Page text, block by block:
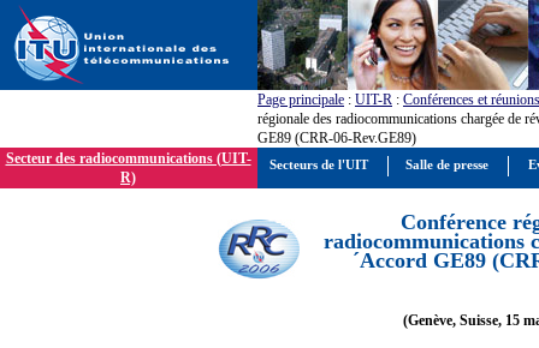
Page principale : UIT-R : Conférences et réunions
régionale des radiocommunications chargée de
GE89 (CRR-06-Rev.GE89)
Secteur des radiocommunications (UIT-
R)
Conférence
radiocommunications
´Accord GE89
(Genève, Suisse, 15
Secteurs de l'UIT Salle de presse